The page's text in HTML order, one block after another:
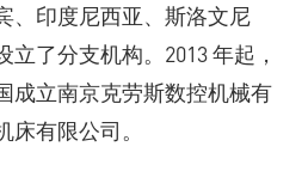
、印度尼西亚、斯洛文尼
了分支机构。2013 年起，
成立南京克劳斯数控机械有
有限公司。